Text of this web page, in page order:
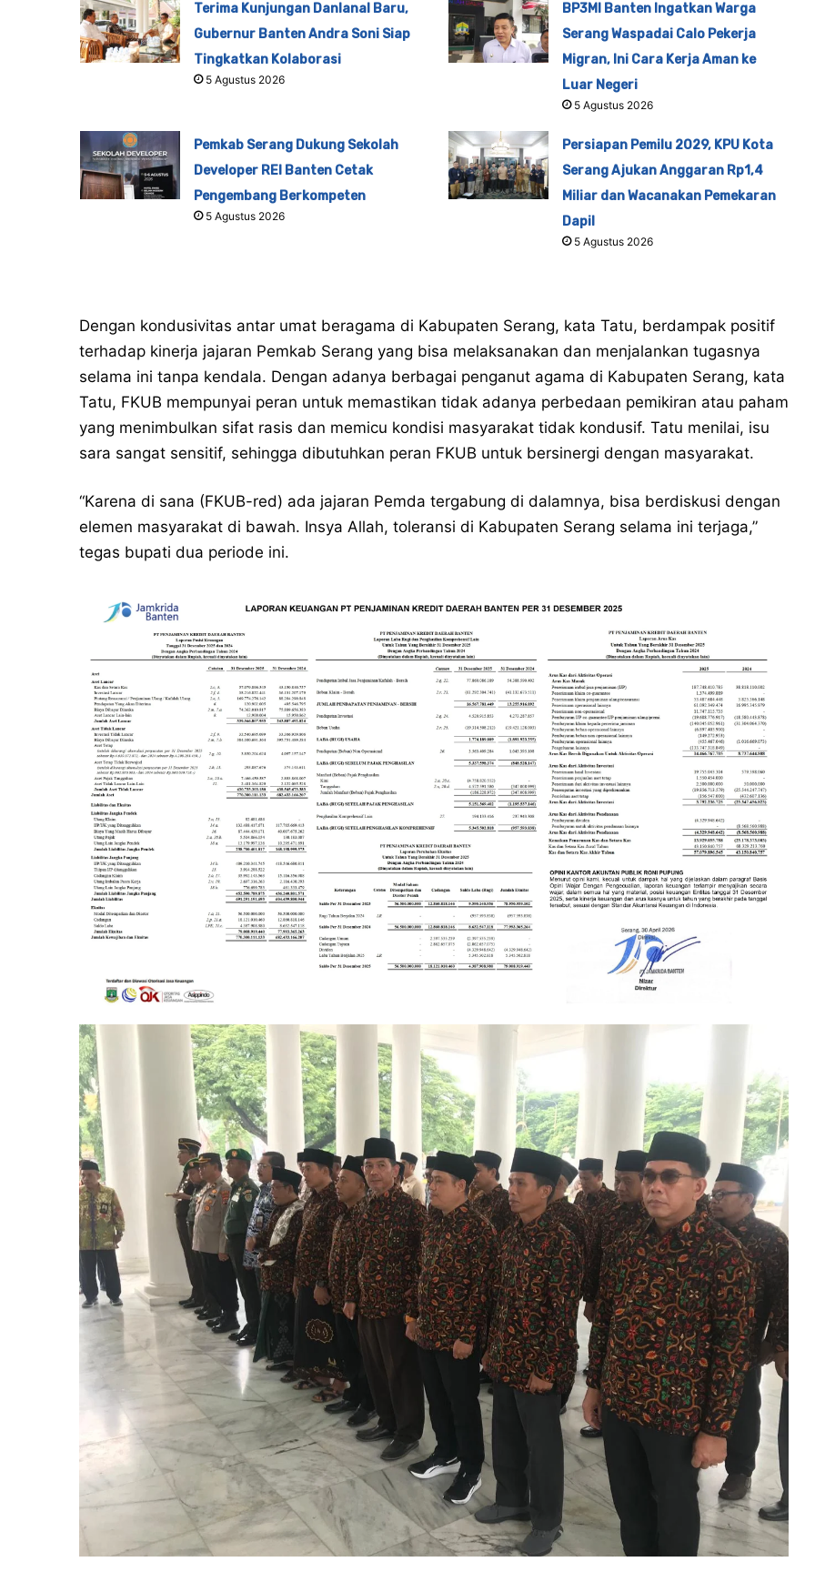
Terima Kunjungan Danlanal Baru,
Gubernur Banten Andra Soni Siap
Tingkatkan Kolaborasi
5 Agustus 2026
BP3MI Banten Ingatkan Warga
Serang Waspadai Calo Pekerja
Migran, Ini Cara Kerja Aman ke
Luar Negeri
5 Agustus 2026
Pemkab Serang Dukung Sekolah
Developer REI Banten Cetak
Pengembang Berkompeten
5 Agustus 2026
Persiapan Pemilu 2029, KPU Kota
Serang Ajukan Anggaran Rp1,4
Miliar dan Wacanakan Pemekaran
Dapil
5 Agustus 2026
Dengan kondusivitas antar umat beragama di Kabupaten Serang, kata Tatu, berdampak positif
terhadap kinerja jajaran Pemkab Serang yang bisa melaksanakan dan menjalankan tugasnya
selama ini tanpa kendala. Dengan adanya berbagai penganut agama di Kabupaten Serang, kata
Tatu, FKUB mempunyai peran untuk memastikan tidak adanya perbedaan pemikiran atau paham
yang menimbulkan sifat rasis dan memicu kondisi masyarakat tidak kondusif. Tatu menilai, isu
sara sangat sensitif, sehingga dibutuhkan peran FKUB untuk bersinergi dengan masyarakat.
“Karena di sana (FKUB-red) ada jajaran Pemda tergabung di dalamnya, bisa berdiskusi dengan
elemen masyarakat di bawah. Insya Allah, toleransi di Kabupaten Serang selama ini terjaga,”
tegas bupati dua periode ini.